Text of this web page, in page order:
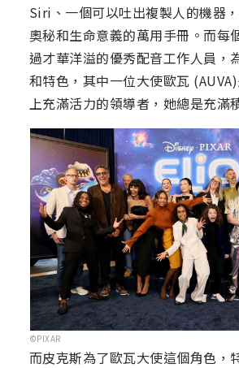
Siri、一個可以吐出複製人的機器
奧秘和生命意義的萬用手冊。而每
過才華洋溢的優秀配音工作人員，
和特色，其中一位大使歐瓦
上充滿活力的領導者，她總是充滿
©PIXAR
而皮克斯為了歐瓦大使這個角色，